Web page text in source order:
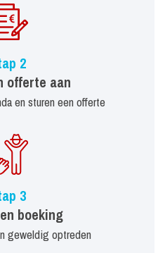
2
offerte aan
en sturen een offerte
3
boeking
geweldig optreden